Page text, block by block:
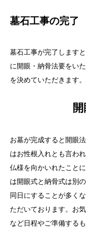
墓石工事の完了
墓石工事が完了します
に開眼・納骨法要をい
を決めていただきます。
お墓が完成すると開眼
はお性根入れとも言わ
仏様を向かいれたこと
は開眼式と納骨式は別
同日にすることが多く
ただいております。お
など日程やご準備する